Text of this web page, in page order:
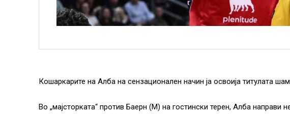
Кошаркарите на Алба на сензационален начин ја освоија титулата
Во „мајсторката“ против Баерн (М) на гостински терен, Алба направи